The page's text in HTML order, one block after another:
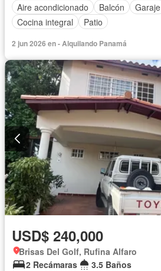
Aire acondicionado
Balcón Garaje
Cocina integral
Patio
2 jun 2026 en - Alquilando Panamá
USD$ 240,000
Brisas Del Golf, Rufina Alfaro
2 Recámaras
3.5 Baños